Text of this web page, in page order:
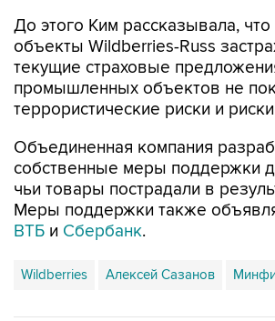
До этого Ким рассказывала, что
объекты Wildberries-Russ
текущие страховые
промышленных объектов не
террористические риски и
Объединенная компания
собственные меры поддержки
чьи товары пострадали в
Меры поддержки также
ВТБ и Сбербанк.
Wildberries Алексей Сазанов